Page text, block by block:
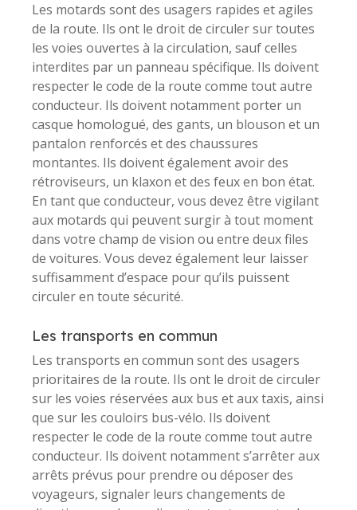
Les motards sont des usagers rapides et agiles
de la route. Ils ont le droit de circuler sur toutes
les voies ouvertes à la circulation, sauf celles
interdites par un panneau spécifique. Ils doivent
respecter le code de la route comme tout autre
conducteur. Ils doivent notamment porter un
casque homologué, des gants, un blouson et un
pantalon renforcés et des chaussures
montantes. Ils doivent également avoir des
rétroviseurs, un klaxon et des feux en bon état.
En tant que conducteur, vous devez être vigilant
aux motards qui peuvent surgir à tout moment
dans votre champ de vision ou entre deux files
de voitures. Vous devez également leur laisser
suffisamment d’espace pour qu’ils puissent
circuler en toute sécurité.
Les transports en commun
Les transports en commun sont des usagers
prioritaires de la route. Ils ont le droit de circuler
sur les voies réservées aux bus et aux taxis, ainsi
que sur les couloirs bus-vélo. Ils doivent
respecter le code de la route comme tout autre
conducteur. Ils doivent notamment s’arrêter aux
arrêts prévus pour prendre ou déposer des
voyageurs, signaler leurs changements de